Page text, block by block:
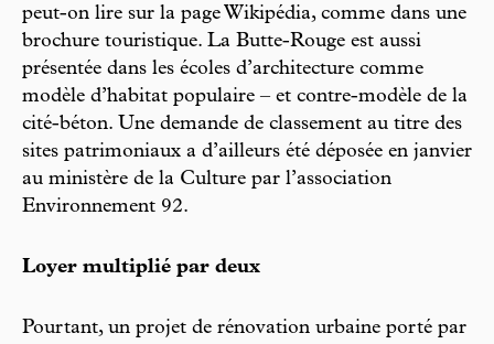
peut-on lire sur la page Wikipédia, comme dans une
brochure touristique. La Butte-Rouge est aussi
présentée dans les écoles d’architecture comme
modèle d’habitat populaire – et contre-modèle de la
cité-béton. Une demande de classement au titre des
sites patrimoniaux a d’ailleurs été déposée en janvier
au ministère de la Culture par l’association
Environnement 92.
Loyer multiplié par deux
Pourtant, un projet de rénovation urbaine porté par